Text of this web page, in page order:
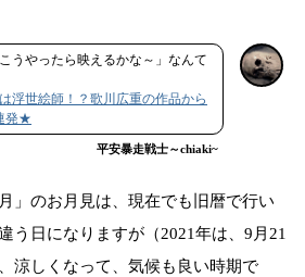
うやったら映えるかな～」なんて
浮世絵師！？歌川広重の作品から
発★
平安暴走戦士～chiaki~
」のお月見は、現在でも旧暦で行い
う日になりますが（2021年は、9月21
涼しくなって、気候も良い時期で